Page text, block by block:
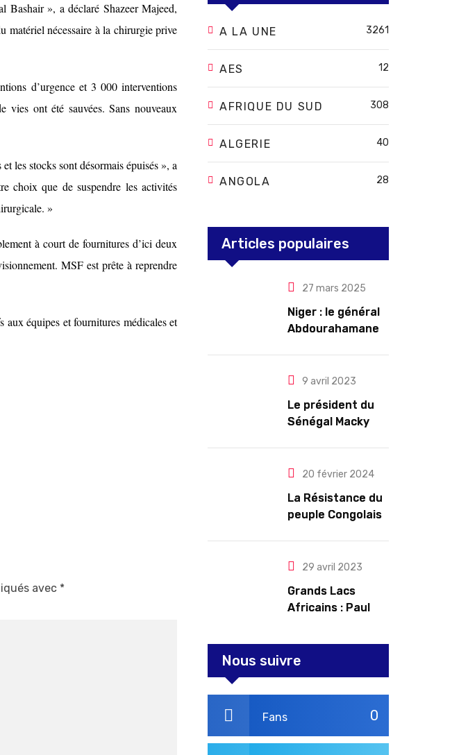
Bashair », a déclaré Shazeer Majeed,
matériel nécessaire à la chirurgie prive
d’urgence et 3 000 interventions
vies ont été sauvées. Sans nouveaux
les stocks sont désormais épuisés », a
choix que de suspendre les activités
»
à court de fournitures d’ici deux
MSF est prête à reprendre
aux équipes et fournitures médicales et
avec *
A LA UNE 3261
AES 12
AFRIQUE DU SUD 308
ALGERIE 40
ANGOLA 28
Articles populaires
27 mars 2025
Niger : le général
Abdourahamane
investi président
renouvelables
9 avril 2023
Le président du
Sénégal Macky
l’arrêt des
20 février 2024
La Résistance du
peuple Congolais
par le Rwanda
29 avril 2023
Grands Lacs
Africains : Paul
redorer le blason
Nous suivre
0
Fans